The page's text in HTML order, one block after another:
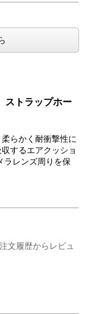
ストラップホー
らかく耐衝撃性に
するエアクッショ
ラレンズ周りを保
文履歴からレビュ